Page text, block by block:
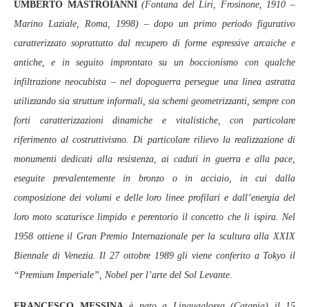
UMBERTO MASTROIANNI(Fontana del Liri, Frosinone, 1910 –
Marino Laziale, Roma, 1998) – dopo un primo periodo figurativo
caratterizzato soprattutto dal recupero di forme espressive arcaiche e
antiche, e in seguito improntato su un boccionismo con qualche
infiltrazione neocubista – nel dopoguerra persegue una linea astratta
utilizzando sia strutture informali, sia schemi geometrizzanti, sempre con
forti caratterizzazioni dinamiche e vitalistiche, con particolare
riferimento al costruttivismo. Di particolare rilievo la realizzazione di
monumenti dedicati alla resistenza, ai caduti in guerra e alla pace,
eseguite prevalentemente in bronzo o in acciaio, in cui dalla
composizione dei volumi e delle loro linee profilari e dall’energia del
loro moto scaturisce limpido e perentorio il concetto che li ispira. Nel
1958 ottiene il Gran Premio Internazionale per la scultura alla XXIX
Biennale di Venezia. Il 27 ottobre 1989 gli viene conferito a Tokyo il
“Premium Imperiale”, Nobel per l’arte del Sol Levante.